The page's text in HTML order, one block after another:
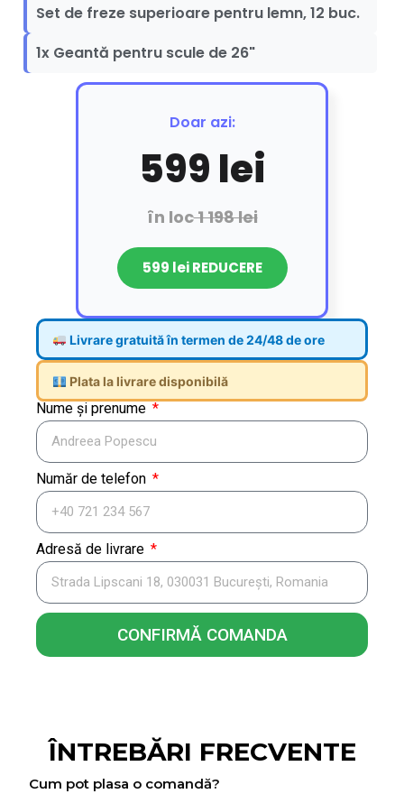
Set de freze superioare pentru lemn, 12 buc.
1x Geantă pentru scule de 26"
Doar azi:
599 lei
în loc1 198 lei
599 lei REDUCERE
Livrare gratuită în termen de 24/48 de ore
Plata la livrare disponibilă
Nume și prenume
Număr de telefon
Adresă de livrare
CONFIRMĂ COMANDA
ÎNTREBĂRI FRECVENTE
Cum pot plasa o comandă?